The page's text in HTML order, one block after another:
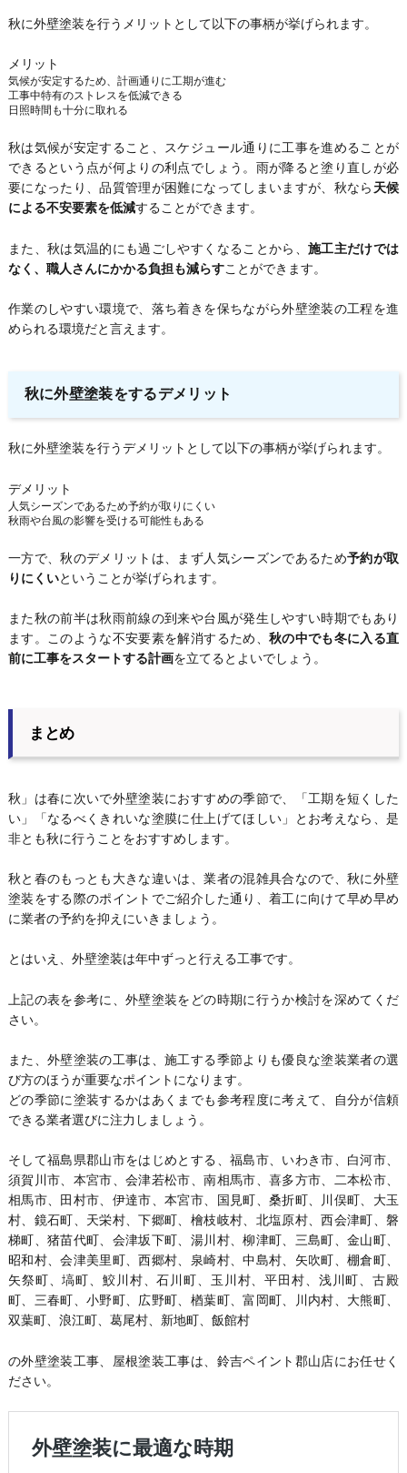
秋に外壁塗装を行うメリットとして以下の事柄が挙げられます。
メリット
気候が安定するため、計画通りに工期が進む
工事中特有のストレスを低減できる
日照時間も十分に取れる
秋は気候が安定すること、スケジュール通りに工事を進めることが
できるという点が何よりの利点でしょう。雨が降ると塗り直しが必
要になったり、品質管理が困難になってしまいますが、秋なら 天候
による不安要素を低減することができます。
また、秋は気温的にも過ごしやすくなることから、 施工主だけでは
なく、職人さんにかかる負担も減らすことができます。
作業のしやすい環境で、落ち着きを保ちながら外壁塗装の工程を進
められる環境だと言えます。
秋に外壁塗装をするデメリット
秋に外壁塗装を行うデメリットとして以下の事柄が挙げられます。
デメリット
人気シーズンであるため予約が取りにくい
秋雨や台風の影響を受ける可能性もある
一方で、秋のデメリットは、まず人気シーズンであるため予約が取
りにくいということが挙げられます。
また秋の前半は秋雨前線の到来や台風が発生しやすい時期でもあり
ます。このような不安要素を解消するため、 秋の中でも冬に入る直
前に工事をスタートする計画を立てるとよいでしょう。
まとめ
秋」は春に次いで外壁塗装におすすめの季節で、「工期を短くした
い」「なるべくきれいな塗膜に仕上げてほしい」とお考えなら、是
非とも秋に行うことをおすすめします。
秋と春のもっとも大きな違いは、業者の混雑具合なので、秋に外壁
塗装をする際のポイントでご紹介した通り、着工に向けて早め早め
に業者の予約を抑えにいきましょう。
とはいえ、外壁塗装は年中ずっと行える工事です。
上記の表を参考に、外壁塗装をどの時期に行うか検討を深めてくだ
さい。
また、外壁塗装の工事は、施工する季節よりも優良な塗装業者の選
び方のほうが重要なポイントになります。
どの季節に塗装するかはあくまでも参考程度に考えて、自分が信頼
できる業者選びに注力しましょう。
そして福島県郡山市をはじめとする、福島市、いわき市、白河市、
須賀川市、本宮市、会津若松市、南相馬市、喜多方市、二本松市、
相馬市、田村市、伊達市、本宮市、国見町、桑折町、川俣町、大玉
村、鏡石町、天栄村、下郷町、檜枝岐村、北塩原村、西会津町、磐
梯町、猪苗代町、会津坂下町、湯川村、柳津町、三島町、金山町、
昭和村、会津美里町、西郷村、泉崎村、中島村、矢吹町、棚倉町、
矢祭町、塙町、鮫川村、石川町、玉川村、平田村、浅川町、古殿
町、三春町、小野町、広野町、楢葉町、富岡町、川内村、大熊町、
双葉町、浪江町、葛尾村、新地町、飯館村
の外壁塗装工事、屋根塗装工事は、鈴吉ペイント郡山店にお任せく
ださい。